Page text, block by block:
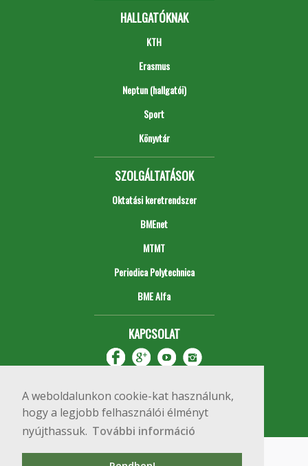
A weboldalunkon cookie-kat használunk,
hogy a legjobb felhasználói élményt
nyújthassuk. További információ
HALLGATÓKNAK
KTH
Erasmus
Neptun (hallgatói)
Sport
Könyvtár
SZOLGÁLTATÁSOK
Oktatási keretrendszer
BMEnet
MTMT
Periodica Polytechnica
BME Alfa
KAPCSOLAT
Copyright © 2020 BME Építőmérnöki Kar